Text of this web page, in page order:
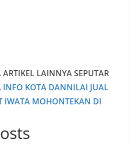
LAINNYA SEPUTAR
INFO KOTA DANNILAI JUAL
IWATA MOHONTEKAN DI